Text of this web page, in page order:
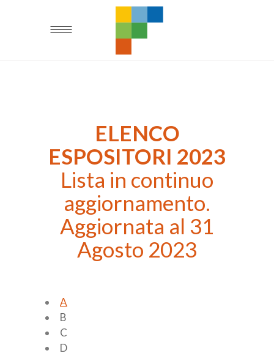
ELENCO
ESPOSITORI 2023
Lista in continuo
aggiornamento.
Aggiornata al 31
Agosto 2023
A
B
C
D